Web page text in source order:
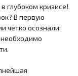
глубоком кризисе!
В первую
четко осознали: